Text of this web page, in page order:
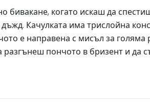
когато искаш да
Качулката има трислойна
е направена с мисъл за голяма
пончото в бризент и да